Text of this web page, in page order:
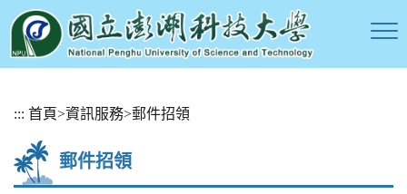
::: 首頁>資訊服務>郵件招領
郵件招領